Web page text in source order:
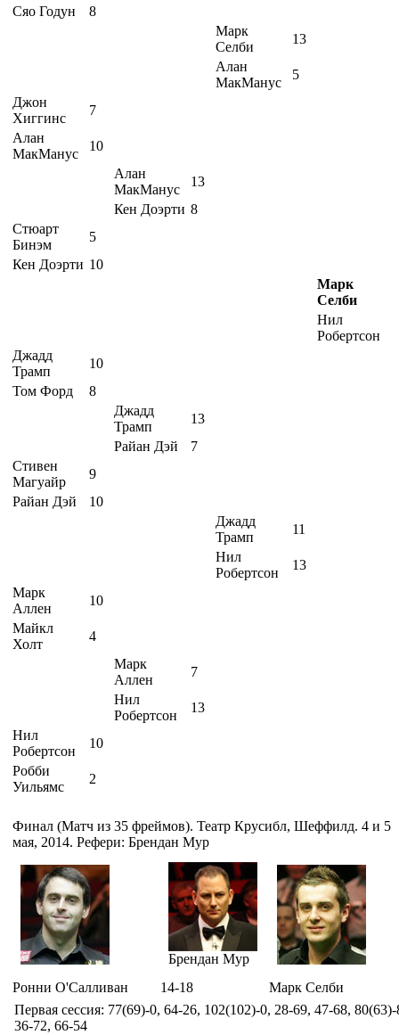
Сяо Годун
8
Марк
Селби
13
Алан
МакМанус
5
Джон
Хиггинс
7
Алан
МакМанус
10
Алан
МакМанус
13
Кен Доэрти 8
Стюарт
Бинэм
5
Кен Доэрти 10
Марк
Селби
Нил
Робертсон
Джадд
Трамп
10
Том Форд
8
Джадд
Трамп
13
Райан Дэй
7
Стивен
Магуайр
9
Райан Дэй
10
Джадд
Трамп
11
Нил
Робертсон
13
Марк
Аллен
10
Майкл
Холт
4
Марк
Аллен
7
Нил
Робертсон
13
Нил
Робертсон
10
Робби
Уильямс
2
Финал (Матч из 35 фреймов). Театр Крусибл, Шеффилд. 4 и 5
мая, 2014. Рефери: Брендан Мур
Брендан Мур
Ронни О'Салливан
14-18
Марк Селби
Первая сессия: 77(69)-0, 64-26, 102(102)-0, 28-69, 47-68, 80(63)-
36-72, 66-54